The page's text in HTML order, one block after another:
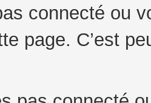
connecté ou
page. C’est